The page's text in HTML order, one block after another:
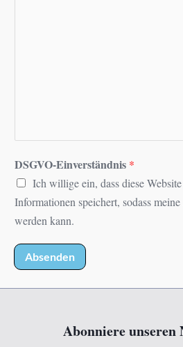
DSGVO-Einverständnis *
Ich willige ein, dass diese
Informationen speichert, sodass
werden kann.
Absenden
Abonniere unseren